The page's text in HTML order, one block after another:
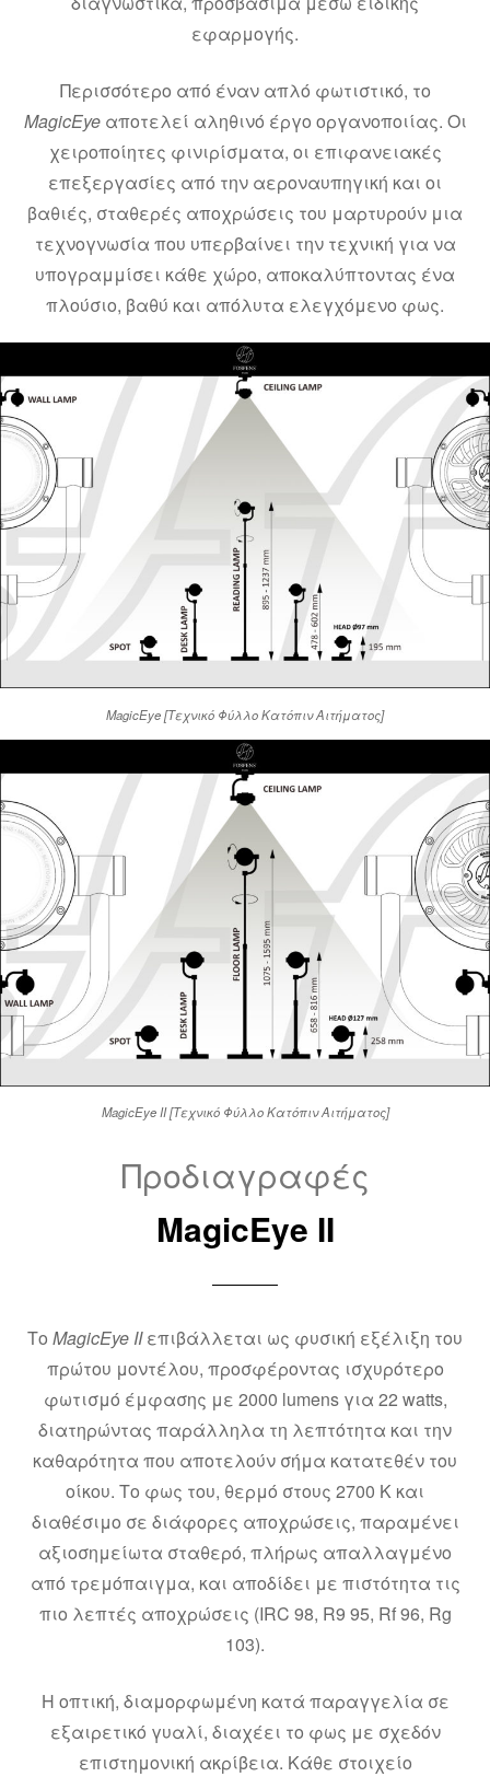
εφαρμογής.
Περισσότερο από έναν απλό φωτιστικό, το
MagicEyeαποτελεί αληθινό έργο οργανοποιίας. Οι
χειροποίητες φινιρίσματα, οι επιφανειακές
επεξεργασίες από την αεροναυπηγική και οι
βαθιές, σταθερές αποχρώσεις του μαρτυρούν μια
τεχνογνωσία που υπερβαίνει την τεχνική για να
υπογραμμίσει κάθε χώρο, αποκαλύπτοντας ένα
πλούσιο, βαθύ και απόλυτα ελεγχόμενο φως.
MagicEye [Τεχνικό Φύλλο Κατόπιν Αιτήματος]
MagicEye II [Τεχνικό Φύλλο Κατόπιν Αιτήματος]
Προδιαγραφές
MagicEye II
Το MagicEye IIεπιβάλλεται ως φυσική εξέλιξη του
πρώτου μοντέλου, προσφέροντας ισχυρότερο
φωτισμό έμφασης με 2000 lumens για 22 watts,
διατηρώντας παράλληλα τη λεπτότητα και την
καθαρότητα που αποτελούν σήμα κατατεθέν του
οίκου. Το φως του, θερμό στους 2700 K και
διαθέσιμο σε διάφορες αποχρώσεις, παραμένει
αξιοσημείωτα σταθερό, πλήρως απαλλαγμένο
από τρεμόπαιγμα, και αποδίδει με πιστότητα τις
πιο λεπτές αποχρώσεις (IRC 98, R9 95, Rf 96, Rg
103).
Η οπτική, διαμορφωμένη κατά παραγγελία σε
εξαιρετικό γυαλί, διαχέει το φως με σχεδόν
επιστημονική ακρίβεια. Κάθε στοιχείο